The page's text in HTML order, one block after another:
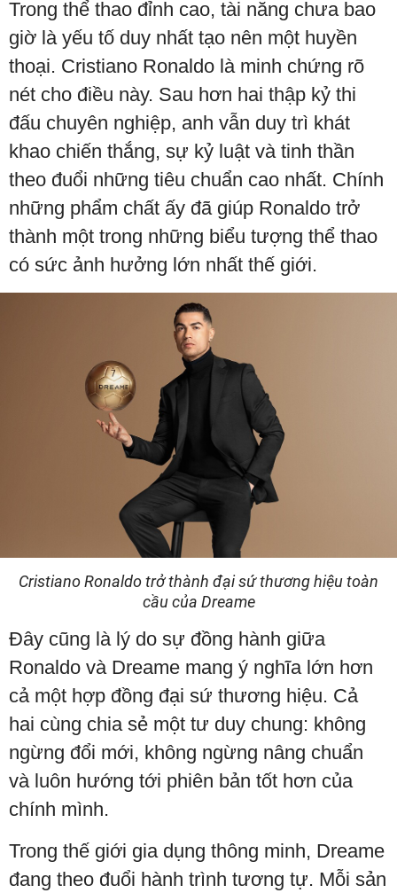
Trong thể thao đỉnh cao, tài năng chưa bao
giờ là yếu tố duy nhất tạo nên một huyền
thoại. Cristiano Ronaldo là minh chứng rõ
nét cho điều này. Sau hơn hai thập kỷ thi
đấu chuyên nghiệp, anh vẫn duy trì khát
khao chiến thắng, sự kỷ luật và tinh thần
theo đuổi những tiêu chuẩn cao nhất. Chính
những phẩm chất ấy đã giúp Ronaldo trở
thành một trong những biểu tượng thể thao
có sức ảnh hưởng lớn nhất thế giới.
Cristiano Ronaldo trở thành đại sứ thương hiệu toàn
cầu của Dreame
Đây cũng là lý do sự đồng hành giữa
Ronaldo và Dreame mang ý nghĩa lớn hơn
cả một hợp đồng đại sứ thương hiệu. Cả
hai cùng chia sẻ một tư duy chung: không
ngừng đổi mới, không ngừng nâng chuẩn
và luôn hướng tới phiên bản tốt hơn của
chính mình.
Trong thế giới gia dụng thông minh, Dreame
đang theo đuổi hành trình tương tự. Mỗi sản